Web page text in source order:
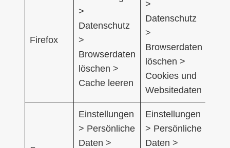
Firefox
>
Datenschutz
>
Browserdaten
löschen >
Cache leeren
>
Datenschutz
>
Browserdaten
löschen >
Cookies und
Websitedaten
Einstellungen
> Persönliche
Daten >
Einstellungen
> Persönliche
Daten >